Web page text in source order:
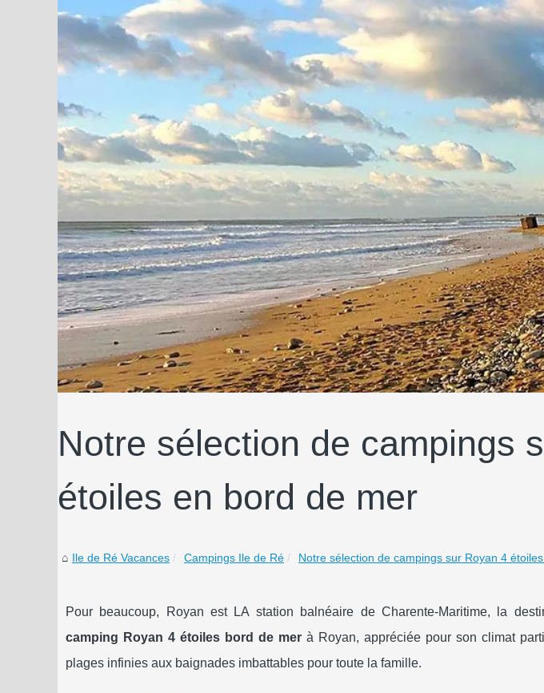
Notre sélection de campings
étoiles en bord de mer
Ile de Ré Vacances Campings Ile de Ré Notre sélection de campings sur Royan 4
Pour beaucoup, Royan est LA station balnéaire de Charente-Maritime, la
camping Royan 4 étoiles bord de mer à Royan, appréciée pour son climat
plages infinies aux baignades imbattables pour toute la famille.